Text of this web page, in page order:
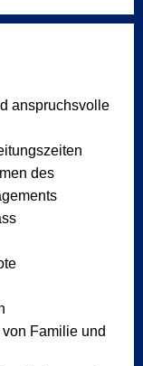
anspruchsvolle
des
Familie und